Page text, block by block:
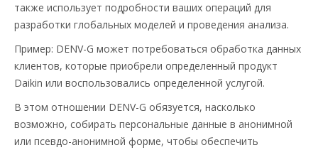
также использует подробности ваших операций для
разработки глобальных моделей и проведения анализа.
Пример: DENV-G может потребоваться обработка данных
клиентов, которые приобрели определенный продукт
Daikin или воспользовались определенной услугой.
В этом отношении DENV-G обязуется, насколько
возможно, собирать персональные данные в анонимной
или псевдо-анонимной форме, чтобы обеспечить